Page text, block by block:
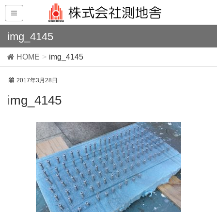
img_4145
HOME img_4145
2017年3月28日
img_4145